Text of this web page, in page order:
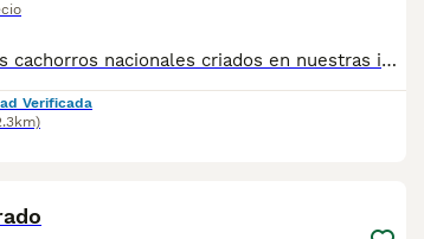
Disponibles preciosos cachorros nacionales criados en nuestras instalaciones, en un ambiente familiar y responsable. Nuestros cachorros se entregan con cartilla de primera vacunación, vacunas correspondientes a su edad, desparasitados interna y externamente, y con microchip implantado y dado de alta. Además, realizamos un contrato de garantía que incluye: • Garantía vírica de 15 días. • Garantía congénita de 1 año. Desde la fecha de entrega del cachorro. Nos comprometemos al 100% con la salud, el bienestar y el cuidado de nuestros pequeños. Disponemos de Núcleo Zoológico Para más información, imágenes o cualquier consulta sin compromiso, pueden contactar con nosotros en los teléfonos: CRISTINA 📞 722 788 399 📞 932 514 529
Verificada